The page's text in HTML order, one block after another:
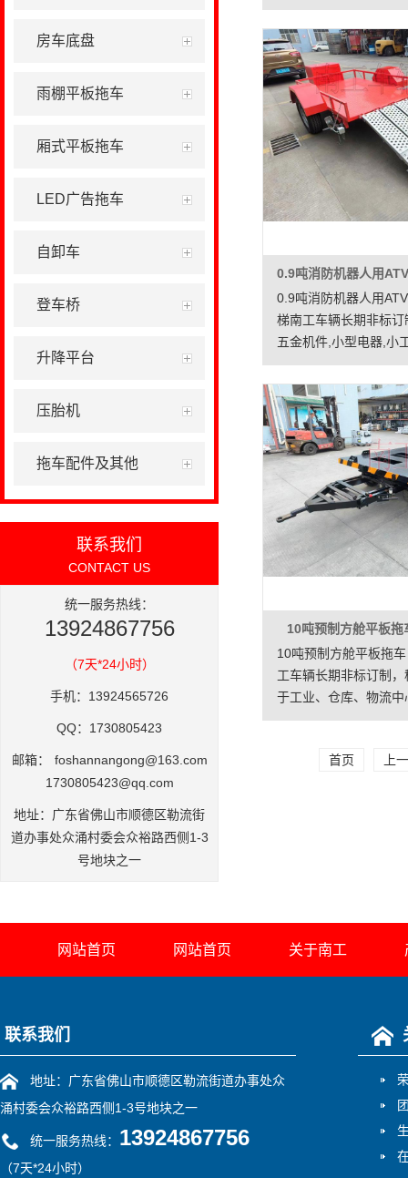
房车底盘
雨棚平板拖车
厢式平板拖车
LED广告拖车
自卸车
登车桥
升降平台
压胎机
拖车配件及其他
联系我们
CONTACT US
统一服务热线：
13924867756
（7天*24小时）
手机：13924565726
QQ：1730805423
邮箱：
foshannangong@163.com
1730805423@qq.com
地址：广东省佛山市顺德区勒流街
道办事处众涌村委会众裕路西侧1-3
号地块之一
搬运、装载、卸载、
流效率和安全性。其
平稳快速地升降到所
以减轻人工劳动强度
效率。用于物流配送
生产等领域。
0.9吨消防机器人用
梯南工车辆长期非标
五金机件,小型电器,小
途运输周转,本款ATV
人运输,成本低,外观美,
10吨预制方舱平板
10吨预制方舱平板拖
工车辆长期非标订制
于工业、仓库、物流
内货物短途运输，也
途周转运输。载重大
首页 上
网站首页 网站首页 关于南工
联系我们
地址：广东省佛山市顺德区勒流街道办事处众
涌村委会众裕路西侧1-3号地块之一
统一服务热线： 13924867756
（7天*24小时）